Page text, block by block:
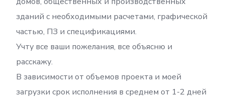
зданий с необходимыми расчетами, графической
частью, ПЗ и спецификациями.
Учту все ваши пожелания, все объясню и
расскажу.
В зависимости от объемов проекта и моей
загрузки срок исполнения в среднем от 1-2 дней